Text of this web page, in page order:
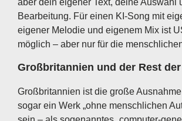
Bearbeitung. Für einen KI-Song mit
eigener Melodie und eigenem Mix ist
möglich – aber nur für die
Großbritannien und der Rest
Großbritannien ist die große
sogar ein Werk „ohne menschlichen